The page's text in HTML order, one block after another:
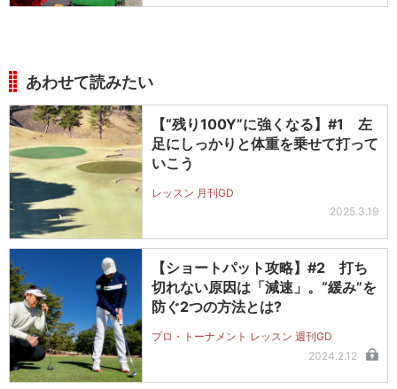
あわせて読みたい
【“残り100Y”に強くなる】#1 左
足にしっかりと体重を乗せて打って
いこう
レッスン 月刊GD
2025.3.19
【ショートパット攻略】#2 打ち
切れない原因は「減速」。“緩み”を
防ぐ2つの方法とは?
プロ・トーナメント レッスン 週刊GD
2024.2.12